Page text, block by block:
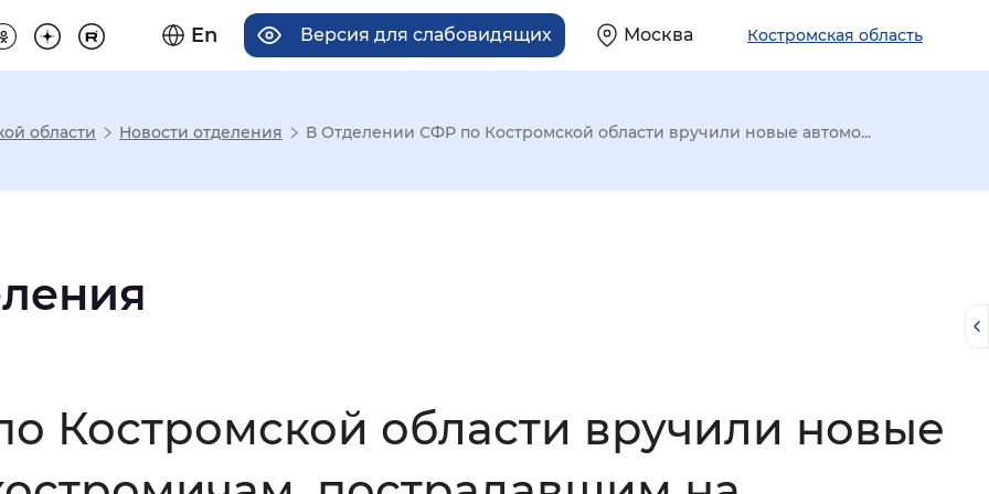
En Версия для слабовидящих Москва Костромская область
отображения
Увеличенный Большой
области Новости отделения В Отделении СФР по Костромской области вручили новые автомо...
Костромской области вручили новые